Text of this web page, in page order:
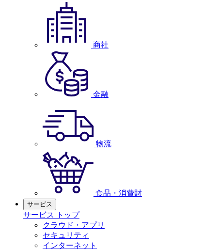
商社
金融
物流
食品・消費財
サービス
サービス トップ
クラウド・アプリ
セキュリティ
インターネット